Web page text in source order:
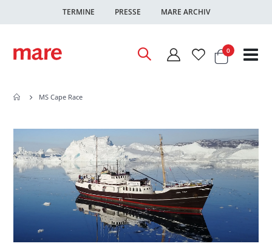
TERMINE PRESSE MARE ARCHIV
Warenkorb
0Artikel
MS Cape Race